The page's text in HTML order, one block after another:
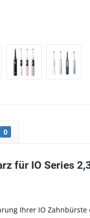
0
für IO Series
Ihrer IO Zahnbürste